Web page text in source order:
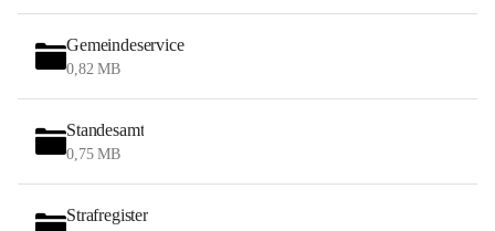
Gemeindeservice
0,82 MB
Standesamt
0,75 MB
Strafregister